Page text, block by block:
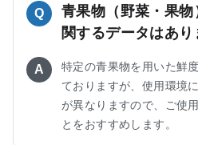
Q
青果物（野菜・果
関するデータはあり
A
特定の青果物を用いた鮮
ておりますが、使用環境
が異なりますので、ご使
とをおすすめします。